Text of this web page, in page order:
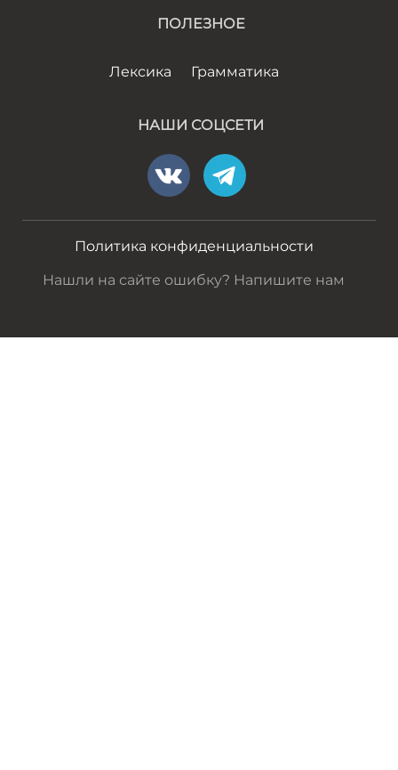
ПОЛЕЗНОЕ
Лексика Грамматика
НАШИ СОЦСЕТИ
Политика конфиденциальности
Нашли на сайте ошибку? Напишите нам